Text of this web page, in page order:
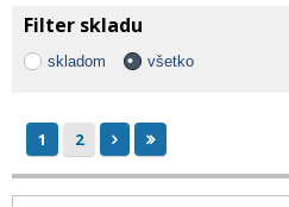
Filter skladu
skladom všetko
1 2